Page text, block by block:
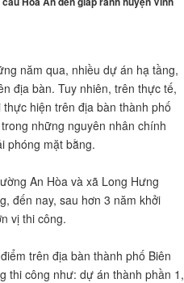
năm qua, nhiều dự án hạ tầng,
địa bàn. Tuy nhiên, trên thực tế,
hiện trên địa bàn thành phố
những nguyên nhân chính
phóng mặt bằng.
An Hòa và xã Long Hưng
đến nay, sau hơn 3 năm khởi
vị thi công.
trên địa bàn thành phố Biên
thi công như: dự án thành phần 1,